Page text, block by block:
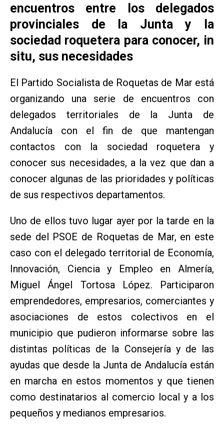
encuentros entre los delegados
provinciales de la Junta y la
sociedad roquetera para conocer, in
situ, sus necesidades
El Partido Socialista de Roquetas de Mar está
organizando una serie de encuentros con
delegados territoriales de la Junta de
Andalucía con el fin de que mantengan
contactos con la sociedad roquetera y
conocer sus necesidades, a la vez que dan a
conocer algunas de las prioridades y políticas
de sus respectivos departamentos.
Uno de ellos tuvo lugar ayer por la tarde en la
sede del PSOE de Roquetas de Mar, en este
caso con el delegado territorial de Economía,
Innovación, Ciencia y Empleo en Almería,
Miguel Ángel Tortosa López. Participaron
emprendedores, empresarios, comerciantes y
asociaciones de estos colectivos en el
municipio que pudieron informarse sobre las
distintas políticas de la Consejería y de las
ayudas que desde la Junta de Andalucía están
en marcha en estos momentos y que tienen
como destinatarios al comercio local y a los
pequeños y medianos empresarios.